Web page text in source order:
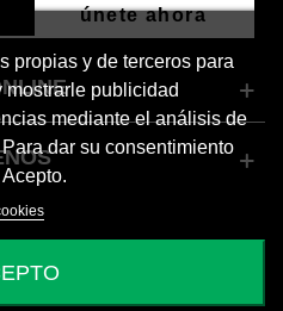
únete ahora
propias y de terceros para
mostrarle publicidad
mediante el análisis de
dar su consentimiento